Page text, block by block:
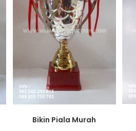
Bikin Piala Murah